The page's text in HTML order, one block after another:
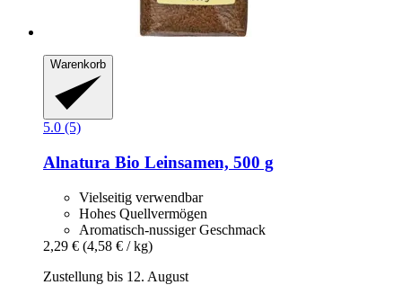
Warenkorb
5.0 (5)
Alnatura Bio Leinsamen, 500 g
Vielseitig verwendbar
Hohes Quellvermögen
Aromatisch-nussiger Geschmack
2,29 € (4,58 € / kg)
Zustellung bis 12. August